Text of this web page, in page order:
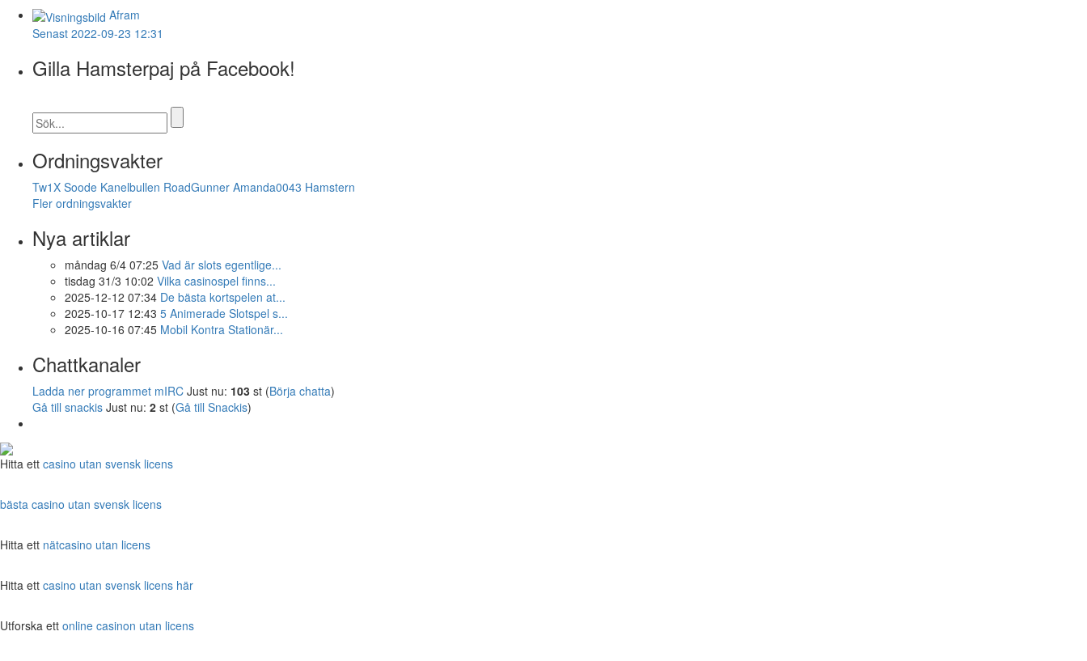
Afram
Senast 2022-09-23 12:31
Gilla Hamsterpaj på Facebook!
Ordningsvakter
Tw1X Soode Kanelbullen RoadGunner Amanda0043 Hamstern
Fler ordningsvakter
Nya artiklar
måndag 6/4 07:25 Vad är slots egentlige...
tisdag 31/3 10:02 Vilka casinospel finns...
2025-12-12 07:34 De bästa kortspelen at...
2025-10-17 12:43 5 Animerade Slotspel s...
2025-10-16 07:45 Mobil Kontra Stationär...
Chattkanaler
Ladda ner programmet mIRC Just nu: 103 st (Börja chatta)
Gå till snackis Just nu: 2 st (Gå till Snackis)
Hitta ett casino utan svensk licens
bästa casino utan svensk licens
Hitta ett nätcasino utan licens
Hitta ett casino utan svensk licens här
Utforska ett online casinon utan licens